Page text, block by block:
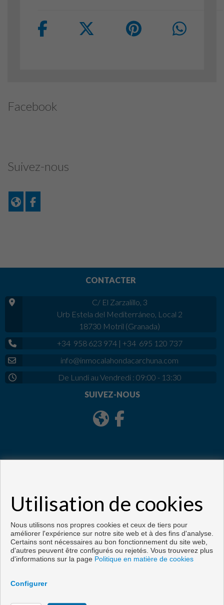
Facebook
Suivez-nous
CONTACTER
C/ El Zarzalillo, 3
Urb Estela del Mediterráneo, Local 2
18730 Motril (Granada)
+34 958 623 974| +34 695 120 737
info@inmocalahondacarchuna.com
De Lundi au Vendredi : 09:00 - 13:30
SUIVEZ-NOUS
Copyright © 2026. Tous droits réservés.
Développé prèsInmoenter .Avis Légal|
politique de protection des
Utilisation de cookies
Nous utilisons nos propres cookies et ceux de tiers pour
améliorer l'expérience sur notre site web et à des fins d'analyse.
Certains sont nécessaires au bon fonctionnement du site web,
d'autres peuvent être configurés ou rejetés. Vous trouverez plus
d'informations sur la page Politique en matière de cookies
Configurer